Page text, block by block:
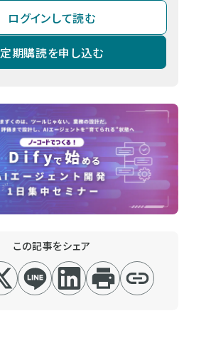
ログインして読む
定期購読を申し込む
この記事をシェア